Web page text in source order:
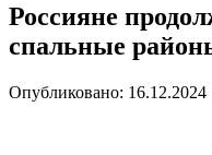
Россияне
спальные
Опубликовано: 16.12.2024